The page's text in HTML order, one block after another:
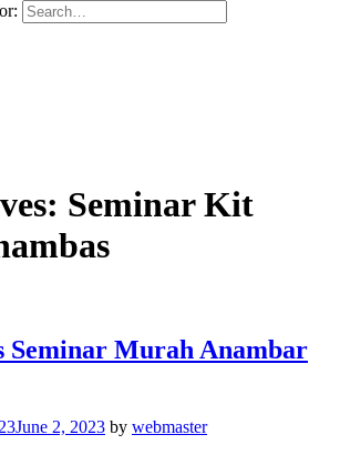
Seminar Kit
Seminar Murah Anambar
June 2, 2023 by webmaster